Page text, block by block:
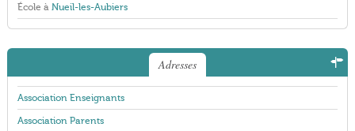
École à Nueil-les-Aubiers
Adresses
Association Enseignants
Association Parents